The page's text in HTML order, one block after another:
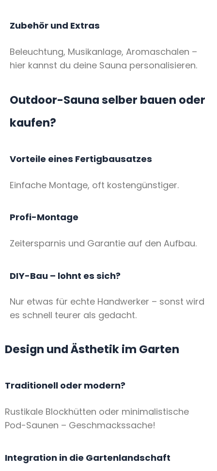
Zubehör und Extras
Beleuchtung, Musikanlage, Aromaschalen –
hier kannst du deine Sauna personalisieren.
Outdoor-Sauna selber bauen oder
kaufen?
Vorteile eines Fertigbausatzes
Einfache Montage, oft kostengünstiger.
Profi-Montage
Zeitersparnis und Garantie auf den Aufbau.
DIY-Bau – lohnt es sich?
Nur etwas für echte Handwerker – sonst wird
es schnell teurer als gedacht.
Design und Ästhetik im Garten
Traditionell oder modern?
Rustikale Blockhütten oder minimalistische
Pod-Saunen – Geschmackssache!
Integration in die Gartenlandschaft